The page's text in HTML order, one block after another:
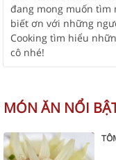
đang mong muốn tìm
biết ơn với những
Cooking tìm hiểu
cô nhé!
MÓN ĂN NỔI